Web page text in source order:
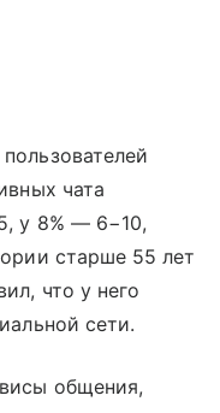
чата
у 8% — 6−10,
старше 55 лет
что у него
сети.
общения,